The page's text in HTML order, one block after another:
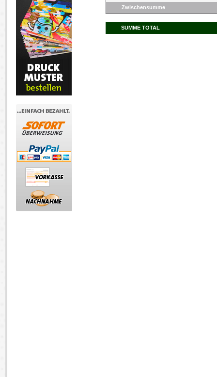
Zwischensumme
SUMME TOTAL